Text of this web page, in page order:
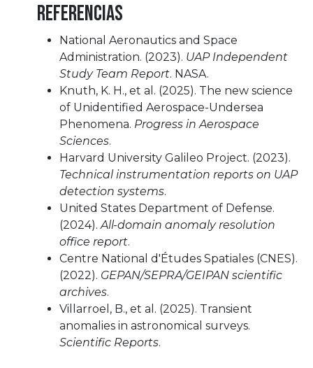
Referencias
National Aeronautics and Space
Administration. (2023). UAP Independent
Study Team Report. NASA.
Knuth, K. H., et al. (2025). The new science
of Unidentified Aerospace-Undersea
Phenomena. Progress in Aerospace
Sciences.
Harvard University Galileo Project. (2023).
Technical instrumentation reports on UAP
detection systems.
United States Department of Defense.
(2024).All-domain anomaly resolution
office report.
Centre National d'Études Spatiales (CNES).
(2022). GEPAN/SEPRA/GEIPAN scientific
archives.
Villarroel, B., et al. (2025). Transient
anomalies in astronomical surveys.
Scientific Reports.